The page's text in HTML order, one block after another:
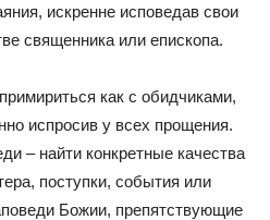
искренне исповедав свои
священника или епископа.
как с обидчиками,
испросив у всех прощения.
– найти конкретные качества
поступки, события или
Божии, препятствующие